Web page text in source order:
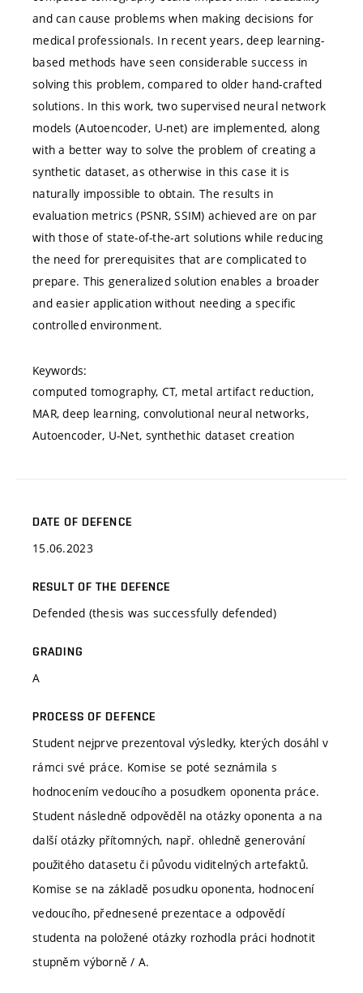
and can cause problems when making decisions for
medical professionals. In recent years, deep learning-
based methods have seen considerable success in
solving this problem, compared to older hand-crafted
solutions. In this work, two supervised neural network
models (Autoencoder, U-net) are implemented, along
with a better way to solve the problem of creating a
synthetic dataset, as otherwise in this case it is
naturally impossible to obtain. The results in
evaluation metrics (PSNR, SSIM) achieved are on par
with those of state-of-the-art solutions while reducing
the need for prerequisites that are complicated to
prepare. This generalized solution enables a broader
and easier application without needing a specific
controlled environment.
Keywords:
computed tomography, CT, metal artifact reduction,
MAR, deep learning, convolutional neural networks,
Autoencoder, U-Net, synthethic dataset creation
DATE OF DEFENCE
15.06.2023
RESULT OF THE DEFENCE
Defended (thesis was successfully defended)
GRADING
A
PROCESS OF DEFENCE
Student nejprve prezentoval výsledky, kterých dosáhl v
rámci své práce. Komise se poté seznámila s
hodnocením vedoucího a posudkem oponenta práce.
Student následně odpověděl na otázky oponenta a na
další otázky přítomných, např. ohledně generování
použitého datasetu či původu viditelných artefaktů.
Komise se na základě posudku oponenta, hodnocení
vedoucího, přednesené prezentace a odpovědí
studenta na položené otázky rozhodla práci hodnotit
stupněm výborně / A.